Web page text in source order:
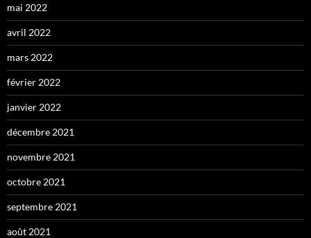
mai 2022
avril 2022
mars 2022
février 2022
janvier 2022
décembre 2021
novembre 2021
octobre 2021
septembre 2021
août 2021